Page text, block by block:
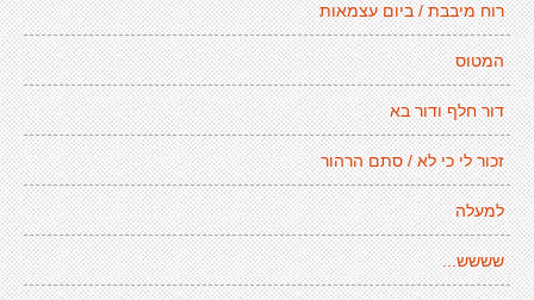
רוח מיבבת / ביום עצמאות
המטוס
דור חלף ודור בא
זכור לי כי לא / סתם הרהור
למעלה
שששש...